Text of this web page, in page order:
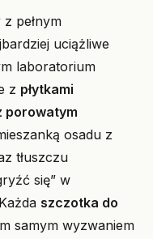
pełnym
uciążliwe
laboratorium
z płytkami
porowatym
osadu z
tłuszczu
się” w
szczotka do
samym wyzwaniem